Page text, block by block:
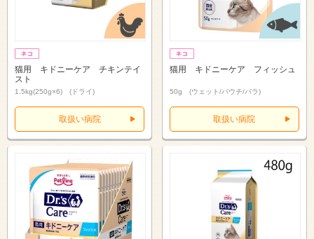
猫用 キドニーケア チキンテイ
スト
1.5kg(250g×6) (ドライ)
取扱い病院
猫用 キドニーケア フィッシュ
50g (ウェット/パウチ/バラ)
取扱い病院